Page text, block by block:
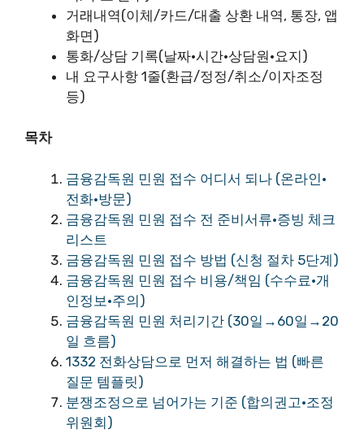
거래내역(이체/카드/대출 상환 내역, 통장, 앱
화면)
통화/상담 기록(날짜·시간·상담원·요지)
내 요구사항 1줄(환급/정정/취소/이자조정
등)
목차
금융감독원 민원 접수 어디서 되나 (온라인·
전화·방문)
금융감독원 민원 접수 전 준비서류·증빙 체크
리스트
금융감독원 민원 접수 방법 (신청 절차 5단계)
금융감독원 민원 접수 비용/책임 (수수료·개
인정보·주의)
금융감독원 민원 처리기간 (30일→60일→20
일 흐름)
1332 전화상담으로 먼저 해결하는 법 (빠른
질문 템플릿)
분쟁조정으로 넘어가는 기준 (합의권고·조정
위원회)